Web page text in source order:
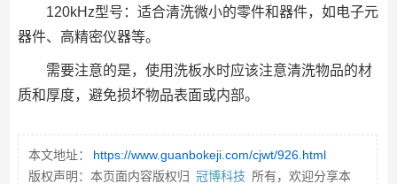
120kHz型号：适合清洗微小的零件和器件，如电子元
器件、高精密仪器等。
需要注意的是，使用洗板水时应该注意清洗物品的材
质和厚度，避免损坏物品表面或内部。
本文地址：
https://www.guanbokeji.com/cjwt/926.html
版权声明：本页面内容版权归 冠博科技 所有，欢迎分享本